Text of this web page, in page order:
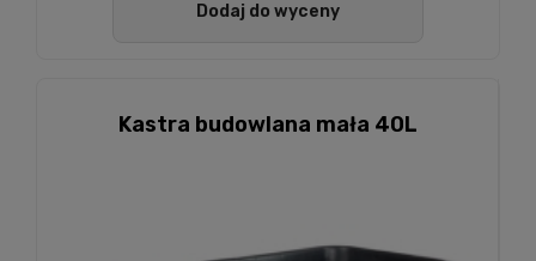
Dodaj do wyceny
Kastra budowlana mała 40L